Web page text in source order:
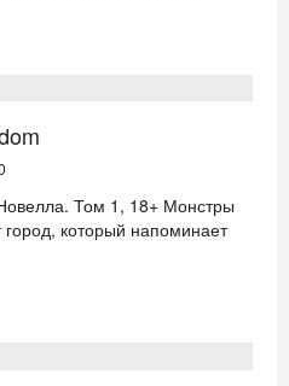
Том 1, 18+ Монстры
который напоминает